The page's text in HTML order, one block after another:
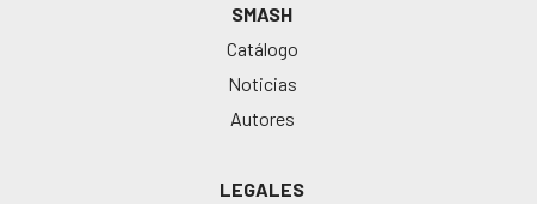
SMASH
Catálogo
Noticias
Autores
LEGALES